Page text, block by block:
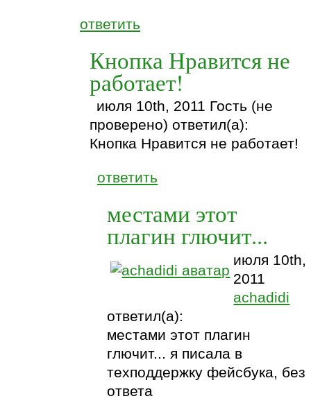
ответить
Кнопка Нравится не
работает!
июля 10th, 2011 Гость (не
проверено) ответил(а):
Кнопка Нравится не работает!
ответить
местами этот
плагин глючит...
июля 10th,
2011
achadidi
ответил(а):
местами этот плагин
глючит... я писала в
техподдержку фейсбука, без
ответа